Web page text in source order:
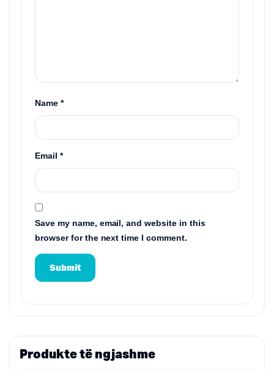
Name *
Email *
Save my name, email, and website in this
browser for the next time I comment.
Produkte të ngjashme